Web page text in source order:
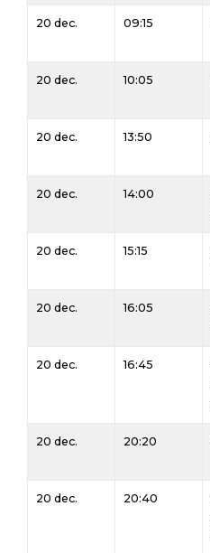
20 dec. 09:15
20 dec. 10:05
20 dec. 13:50
20 dec. 14:00
20 dec. 15:15
20 dec. 16:05
20 dec. 16:45
20 dec. 20:20
20 dec. 20:40